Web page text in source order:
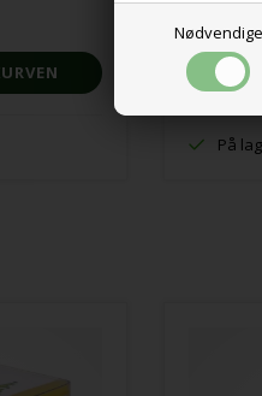
Nødvendige
På